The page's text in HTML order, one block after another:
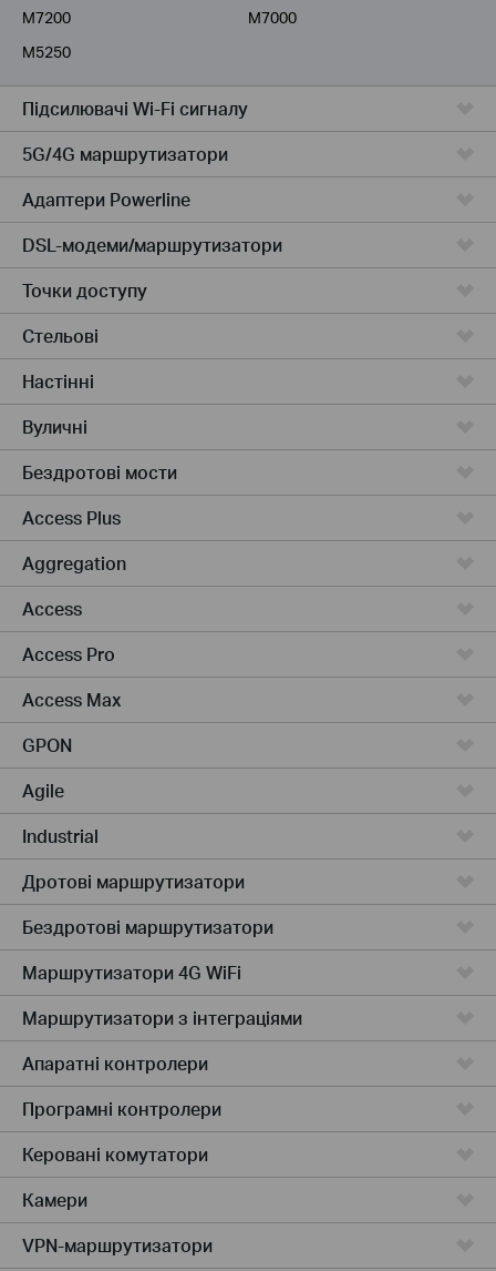
M7200
M7000
M5250
Підсилювачi Wi-Fi сигналу
5G/4G маршрутизатори
Адаптери Powerline
DSL-модеми/маршрутизатори
Точки доступу
Стельові
Настінні
Вуличні
Бездротові мости
Access Plus
Aggregation
Access
Access Pro
Access Max
GPON
Agile
Industrial
Дротові маршрутизатори
Бездротові маршрутизатори
Маршрутизатори 4G WiFi
Маршрутизатори з інтеграціями
Апаратні контролери
Програмні контролери
Керовані комутатори
Камери
VPN-маршрутизатори